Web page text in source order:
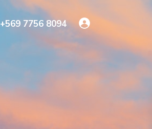
+569 7756 8094